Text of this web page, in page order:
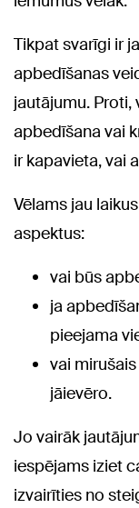
Tikpat svarīgi ir
apbedīšanas
jautājumu.
apbedīšana vai
ir kapavieta, vai
Vēlams jau
aspektus:
vai būs
ja
pieejama
vai
jāievēro.
Jo vairāk
iespējams iziet
izvairīties no